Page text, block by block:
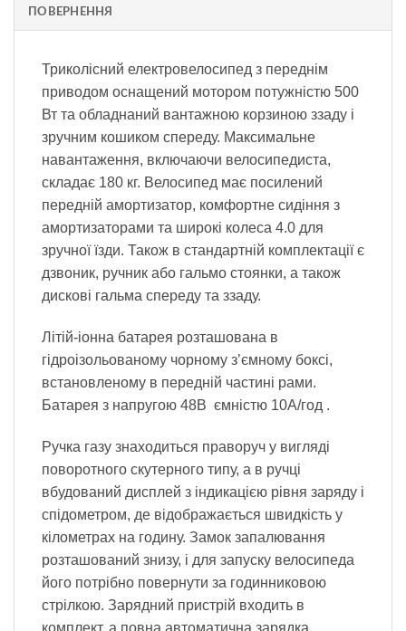
ПОВЕРНЕННЯ
Триколісний електровелосипед з переднім
приводом оснащений мотором потужністю 500
Вт та обладнаний вантажною корзиною ззаду і
зручним кошиком спереду. Максимальне
навантаження, включаючи велосипедиста,
складає 180 кг. Велосипед має посилений
передній амортизатор, комфортне сидіння з
амортизаторами та широкі колеса 4.0 для
зручної їзди. Також в стандартній комплектації є
дзвоник, ручник або гальмо стоянки, а також
дискові гальма спереду та ззаду.
Літій-іонна батарея розташована в
гідроізольованому чорному з’ємному боксі,
встановленому в передній частині рами.
Батарея з напругою 48В ємністю 10А/год .
Ручка газу знаходиться праворуч у вигляді
поворотного скутерного типу, а в ручці
вбудований дисплей з індикацією рівня заряду і
спідометром, де відображається швидкість у
кілометрах на годину. Замок запалювання
розташований знизу, і для запуску велосипеда
його потрібно повернути за годинниковою
стрілкою. Зарядний пристрій входить в
комплект, а повна автоматична зарядка